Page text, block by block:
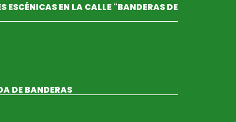
ESCÉNICAS EN LA CALLE "BANDERAS DE
DE BANDERAS